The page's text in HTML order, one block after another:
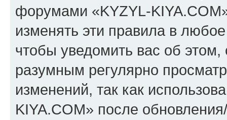
форумами «KYZYL-
изменять эти правила в
чтобы уведомить вас об
разумным регулярно
изменений, так как
KIYA.COM» после